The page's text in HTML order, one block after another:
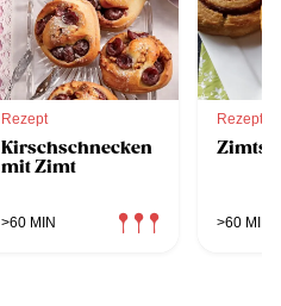
Rezept
Kirschschnecken
mit Zimt
>60 MIN
Rezept
>60 MIN